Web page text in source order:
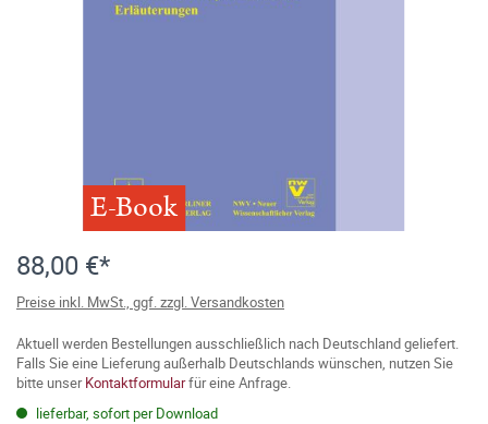
E-Book
88,00 €*
Preise inkl. MwSt., ggf. zzgl. Versandkosten
Aktuell werden Bestellungen ausschließlich nach Deutschland geliefert.
Falls Sie eine Lieferung außerhalb Deutschlands wünschen, nutzen Sie
bitte unserKontaktformularfür eine Anfrage.
lieferbar, sofort per Download